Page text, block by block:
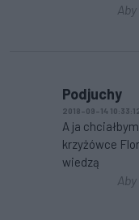
Podjuchy
2018-09-14
A ja
krzyżówce
wiedzą